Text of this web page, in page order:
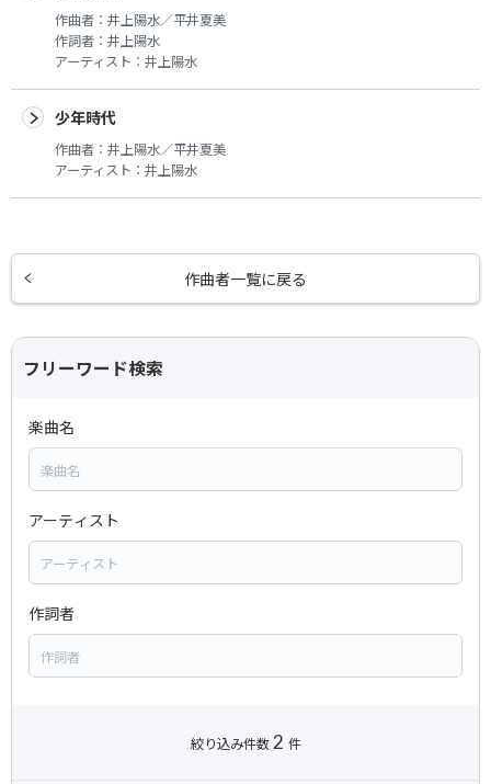
作曲者： 井上陽水／平井夏美
作詞者： 井上陽水
アーティスト： 井上陽水
少年時代
作曲者： 井上陽水／平井夏美
アーティスト： 井上陽水
作曲者一覧に戻る
フリーワード検索
楽曲名
アーティスト
作詞者
絞り込み件数 2 件